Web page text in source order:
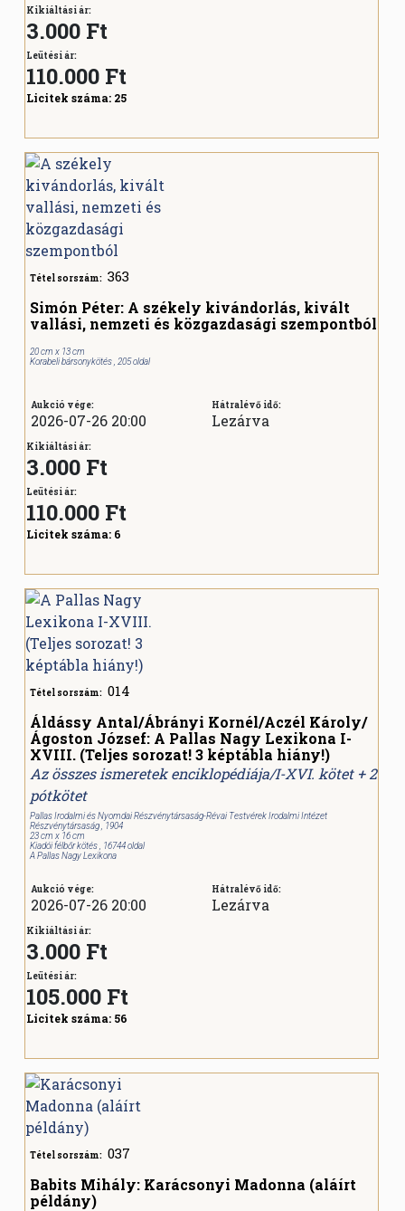
Kikiáltási ár:
3.000 Ft
Leütési ár:
110.000 Ft
Licitek száma: 25
Tétel sorszám: 363
Simón Péter: A székely kivándorlás, kivált
vallási, nemzeti és közgazdasági szempontból
20 cm x 13 cm
Korabeli bársonykötés , 205 oldal
Aukció vége:
2026-07-26 20:00
Hátralévő idő:
Lezárva
Kikiáltási ár:
3.000 Ft
Leütési ár:
110.000 Ft
Licitek száma: 6
Tétel sorszám: 014
Áldássy Antal/Ábrányi Kornél/Aczél Károly/
Ágoston József: A Pallas Nagy Lexikona I-
XVIII. (Teljes sorozat! 3 képtábla hiány!)
Az összes ismeretek enciklopédiája/I-XVI. kötet + 2
pótkötet
Pallas Irodalmi és Nyomdai Részvénytársaság-Révai Testvérek Irodalmi Intézet
Részvénytársaság , 1904
23 cm x 16 cm
Kiadói félbőr kötés , 16744 oldal
A Pallas Nagy Lexikona
Aukció vége:
2026-07-26 20:00
Hátralévő idő:
Lezárva
Kikiáltási ár:
3.000 Ft
Leütési ár:
105.000 Ft
Licitek száma: 56
Tétel sorszám: 037
Babits Mihály: Karácsonyi Madonna (aláírt
példány)